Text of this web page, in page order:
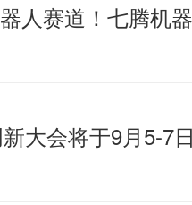
人赛道！七腾机
大会将于9月5-7